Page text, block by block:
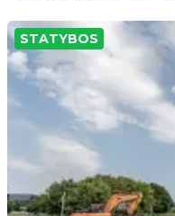
STATYBOS